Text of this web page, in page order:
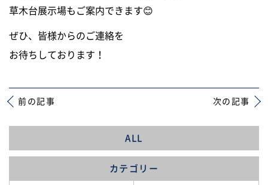
草木台展示場もご案内できます😊
ぜひ、皆様からのご連絡を
お待ちしております！
前の記事 次の記事
ALL
カテゴリー